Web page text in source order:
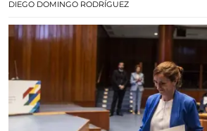
DIEGO DOMINGO RODRÍGUEZ